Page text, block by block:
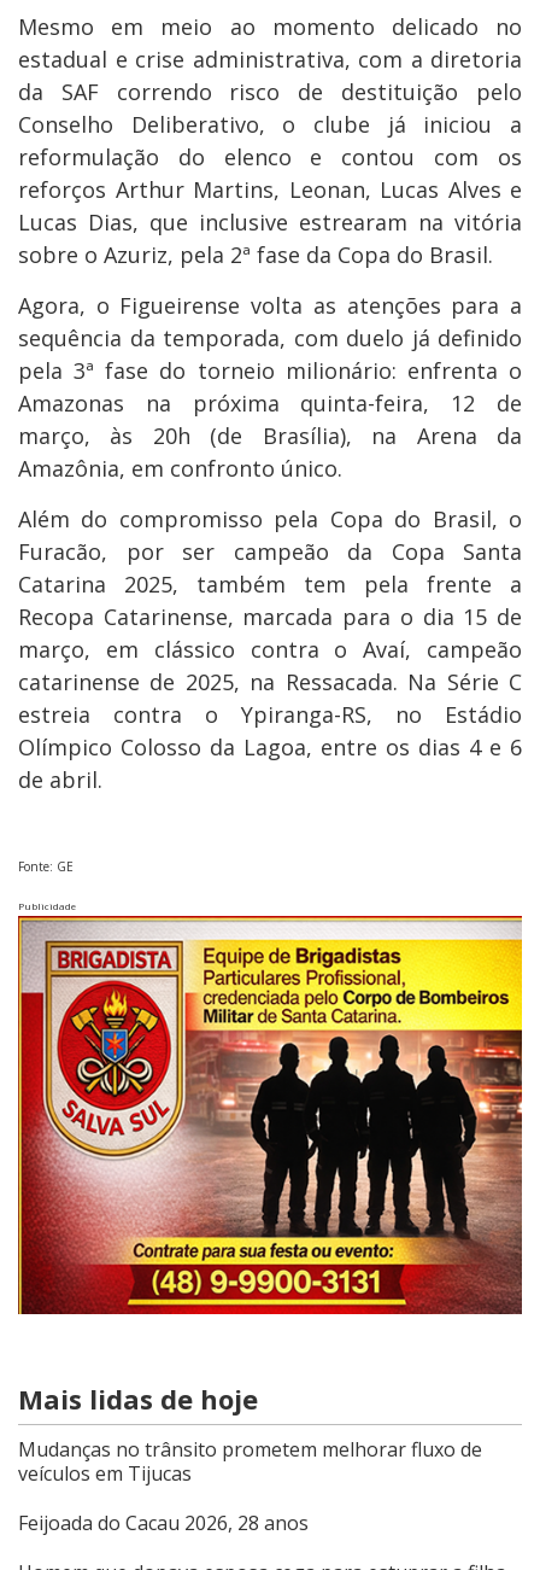
Mesmo em meio ao momento delicado no
estadual e crise administrativa, com a diretoria
da SAF correndo risco de destituição pelo
Conselho Deliberativo, o clube já iniciou a
reformulação do elenco e contou com os
reforços Arthur Martins, Leonan, Lucas Alves e
Lucas Dias, que inclusive estrearam na vitória
sobre o Azuriz, pela 2ª fase da Copa do Brasil.
Agora, o Figueirense volta as atenções para a
sequência da temporada, com duelo já definido
pela 3ª fase do torneio milionário: enfrenta o
Amazonas na próxima quinta-feira, 12 de
março, às 20h (de Brasília), na Arena da
Amazônia, em confronto único.
Além do compromisso pela Copa do Brasil, o
Furacão, por ser campeão da Copa Santa
Catarina 2025, também tem pela frente a
Recopa Catarinense, marcada para o dia 15 de
março, em clássico contra o Avaí, campeão
catarinense de 2025, na Ressacada. Na Série C
estreia contra o Ypiranga-RS, no Estádio
Olímpico Colosso da Lagoa, entre os dias 4 e 6
de abril.
Fonte: GE
Publicidade
Mais lidas de hoje
Mudanças no trânsito prometem melhorar fluxo de
veículos em Tijucas
Feijoada do Cacau 2026, 28 anos